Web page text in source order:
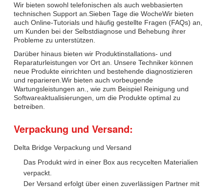
Wir bieten sowohl telefonischen als auch webbasierten
technischen Support an.Sieben Tage die WocheWir bieten
auch Online-Tutorials und häufig gestellte Fragen (FAQs) an,
um Kunden bei der Selbstdiagnose und Behebung ihrer
Probleme zu unterstützen.
Darüber hinaus bieten wir Produktinstallations- und
Reparaturleistungen vor Ort an. Unsere Techniker können
neue Produkte einrichten und bestehende diagnostizieren
und reparieren.Wir bieten auch vorbeugende
Wartungsleistungen an., wie zum Beispiel Reinigung und
Softwareaktualisierungen, um die Produkte optimal zu
betreiben.
Verpackung und Versand:
Delta Bridge Verpackung und Versand
Das Produkt wird in einer Box aus recycelten Materialien
verpackt.
Der Versand erfolgt über einen zuverlässigen Partner mit